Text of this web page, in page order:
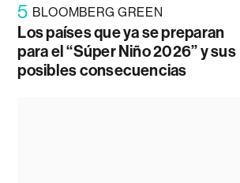
5 BLOOMBERG GREEN
Los países que ya se preparan
para el “Súper Niño 2026” y sus
posibles consecuencias